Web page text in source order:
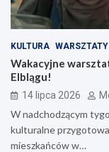
KULTURA WARSZTATY
Wakacyjne
Elblągu!
14 lipca 2026
W nadchodzącym
kulturalne
mieszkańców w…